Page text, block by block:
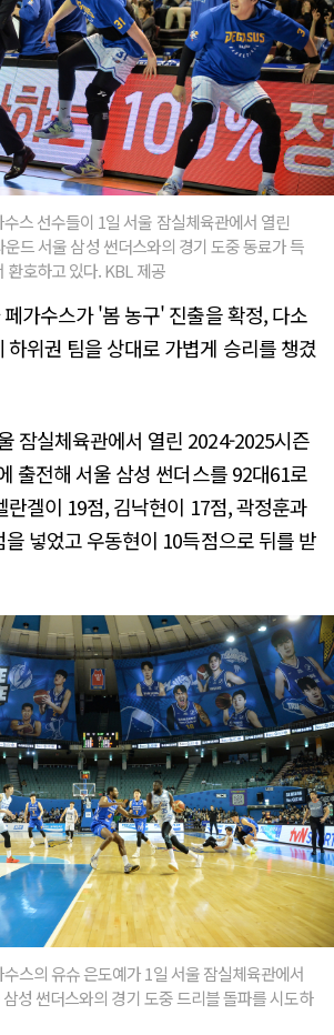
스 선수들이 1일 서울 잠실체육관에서 열린
드 서울 삼성 썬더스와의 경기 도중 동료가 득
환호하고 있다. KBL 제공
가수스가 '봄 농구' 진출을 확정, 다소
하위권 팀을 상대로 가볍게 승리를 챙겼
잠실체육관에서 열린 2024-2025시즌
출전해 서울 삼성 썬더스를 92대61로
란겔이 19점, 김낙현이 17점, 곽정훈과
넣었고 우동현이 10득점으로 뒤를 받
스의 유슈 은도예가 1일 서울 잠실체육관에서
성 썬더스와의 경기 도중 드리블 돌파를 시도하